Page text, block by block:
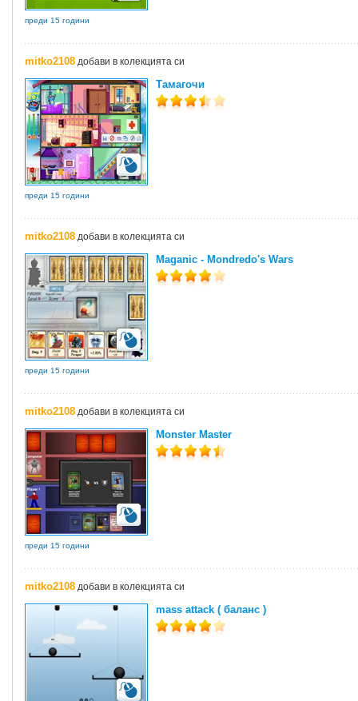
преди 15 години
mitko2108 добави в колекцията си
Тамагочи
преди 15 години
mitko2108 добави в колекцията си
Maganic - Mondredo's Wars
преди 15 години
mitko2108 добави в колекцията си
Monster Master
преди 15 години
mitko2108 добави в колекцията си
mass attack ( баланс )